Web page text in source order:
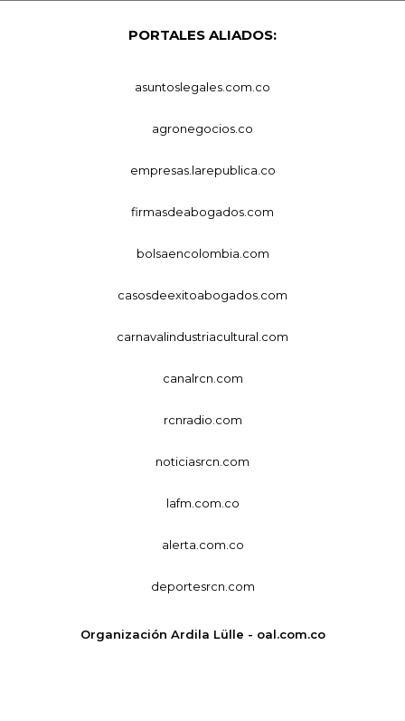
PORTALES ALIADOS:
asuntoslegales.com.co
agronegocios.co
empresas.larepublica.co
firmasdeabogados.com
bolsaencolombia.com
casosdeexitoabogados.com
carnavalindustriacultural.com
canalrcn.com
rcnradio.com
noticiasrcn.com
lafm.com.co
alerta.com.co
deportesrcn.com
Organización Ardila Lülle - oal.com.co